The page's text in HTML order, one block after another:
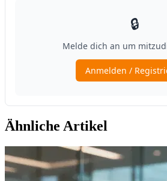
Ähnliche Artikel